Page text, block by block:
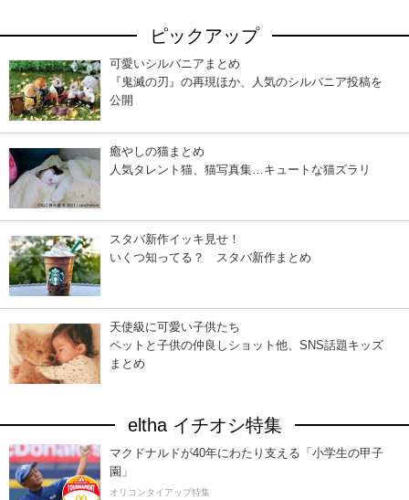
ピックアップ
可愛いシルバニアまとめ
『鬼滅の刃』の再現ほか、人気のシルバニア投稿を
公開
癒やしの猫まとめ
人気タレント猫、猫写真集…キュートな猫ズラリ
スタバ新作イッキ見せ！
いくつ知ってる？ スタバ新作まとめ
天使級に可愛い子供たち
ペットと子供の仲良しショット他、SNS話題キッズ
まとめ
eltha イチオシ特集
マクドナルドが40年にわたり支える「小学生の甲子
園」
オリコンタイアップ特集